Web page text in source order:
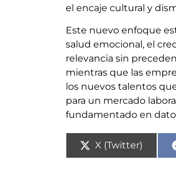
el encaje cultural y
Este nuevo enfoque
salud emocional, el
relevancia sin
mientras que las
los nuevos talentos
para un mercado
fundamentado en
X (Twitter)